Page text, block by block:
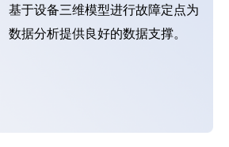
基于设备三维模型进行故障定点为
数据分析提供良好的数据支撑。